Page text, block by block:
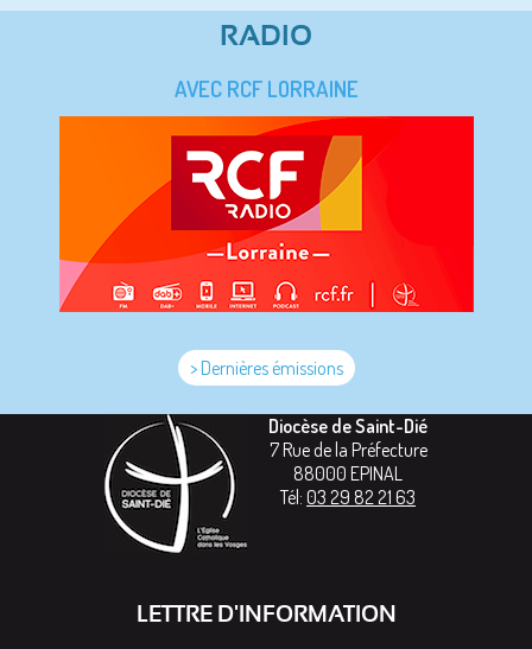
RADIO
AVEC RCF LORRAINE
> Dernières émissions
Diocèse de Saint-Dié
7 Rue de la Préfecture
88000 EPINAL
Tél: 03 29 82 21 63
LETTRE D'INFORMATION